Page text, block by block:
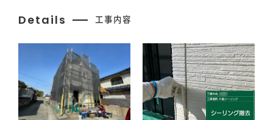
Details 工事内容
お知らせ
お問い合わせ